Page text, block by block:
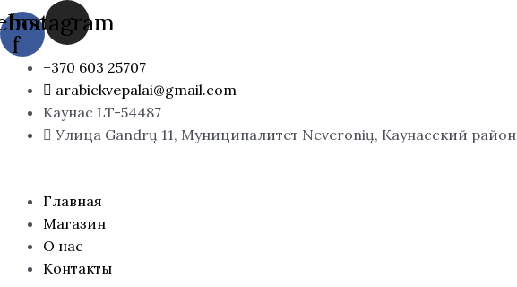
Перейти
к
содержимому
f
Instagram
+370 603 25707
arabickvepalai@gmail.com
Каунас LT-54487
Улица Gandrų 11, Муниципалитет Neveronių, Каунасский район
Главная
Магазин
О нас
Контакты
Количество
товара
/
Orto
Parisi
MEGAMARE,